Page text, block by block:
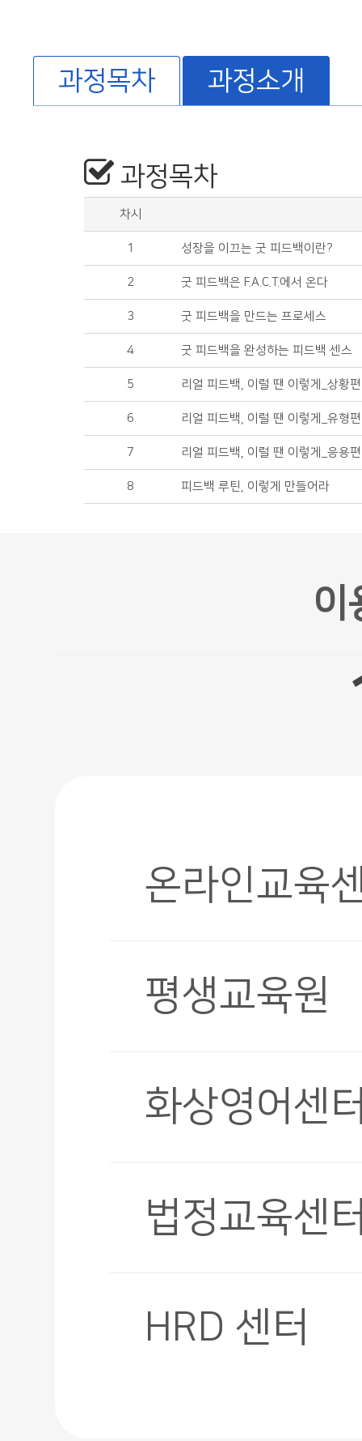
과정목차 과정소개
과정목차
차시
1 성장을 이끄는 굿 피드백이란?
2 굿 피드백은 F.A.C.T.에서 온다
3 굿 피드백을 만드는 프로세스
4 굿 피드백을 완성하는 피드백 센스
5 리얼 피드백, 이럴 땐 이렇게_상황편
6 리얼 피드백, 이럴 땐 이렇게_유형편
7 리얼 피드백, 이럴 땐 이렇게_응용편
8 피드백 루틴, 이렇게 만들어라
이
온라인교육
평생교육원
화상영어센
법정교육센
HRD 센터